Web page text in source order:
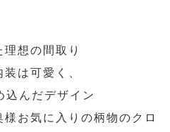
想の間取り
は可愛く、
込んだデザイン
お気に入りの柄物のクロ